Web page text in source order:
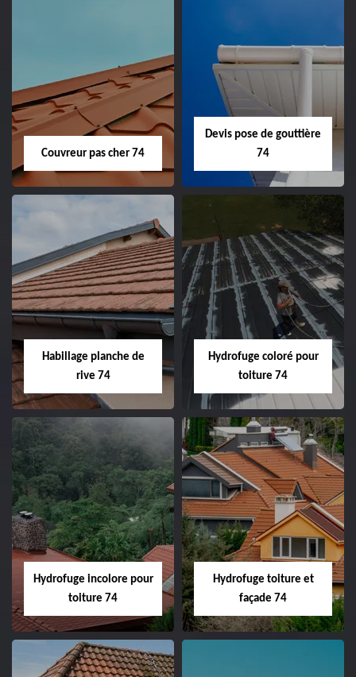
Couvreur pas cher 74
Devis pose de gouttière
74
Habillage planche de
rive 74
Hydrofuge coloré pour
toiture 74
Hydrofuge incolore pour
toiture 74
Hydrofuge toiture et
façade 74